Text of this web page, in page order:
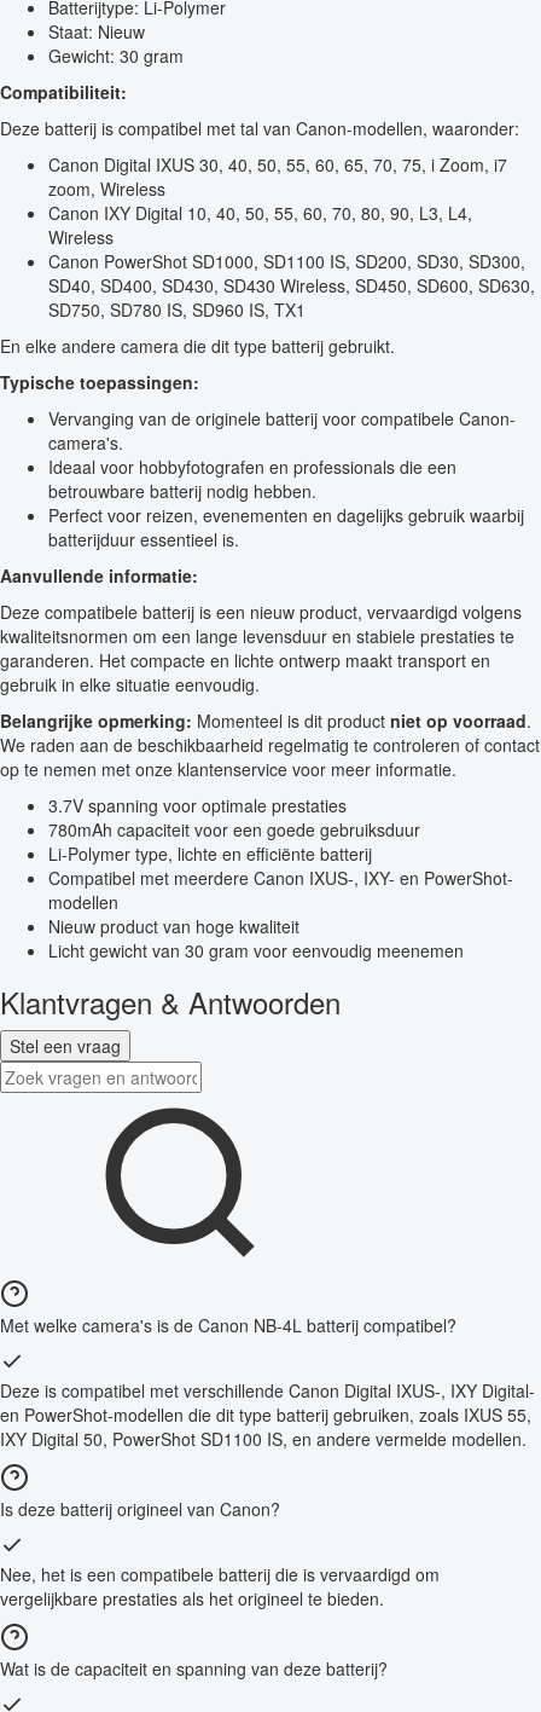
Batterijtype: Li-Polymer
Staat: Nieuw
Gewicht: 30 gram
Compatibiliteit:
Deze batterij is compatibel met tal van Canon-modellen, waaronder:
Canon Digital IXUS 30, 40, 50, 55, 60, 65, 70, 75, i Zoom, i7
zoom, Wireless
Canon IXY Digital 10, 40, 50, 55, 60, 70, 80, 90, L3, L4,
Wireless
Canon PowerShot SD1000, SD1100 IS, SD200, SD30, SD300,
SD40, SD400, SD430, SD430 Wireless, SD450, SD600, SD630,
SD750, SD780 IS, SD960 IS, TX1
En elke andere camera die dit type batterij gebruikt.
Typische toepassingen:
Vervanging van de originele batterij voor compatibele Canon-
camera's.
Ideaal voor hobbyfotografen en professionals die een
betrouwbare batterij nodig hebben.
Perfect voor reizen, evenementen en dagelijks gebruik waarbij
batterijduur essentieel is.
Aanvullende informatie:
Deze compatibele batterij is een nieuw product, vervaardigd volgens
kwaliteitsnormen om een lange levensduur en stabiele prestaties te
garanderen. Het compacte en lichte ontwerp maakt transport en
gebruik in elke situatie eenvoudig.
Belangrijke opmerking: Momenteel is dit product niet op voorraad.
We raden aan de beschikbaarheid regelmatig te controleren of contact
op te nemen met onze klantenservice voor meer informatie.
3.7V spanning voor optimale prestaties
780mAh capaciteit voor een goede gebruiksduur
Li-Polymer type, lichte en efficiënte batterij
Compatibel met meerdere Canon IXUS-, IXY- en PowerShot-
modellen
Nieuw product van hoge kwaliteit
Licht gewicht van 30 gram voor eenvoudig meenemen
Klantvragen & Antwoorden
Stel een vraag
Met welke camera's is de Canon NB-4L batterij compatibel?
Deze is compatibel met verschillende Canon Digital IXUS-, IXY Digital-
en PowerShot-modellen die dit type batterij gebruiken, zoals IXUS 55,
IXY Digital 50, PowerShot SD1100 IS, en andere vermelde modellen.
Is deze batterij origineel van Canon?
Nee, het is een compatibele batterij die is vervaardigd om
vergelijkbare prestaties als het origineel te bieden.
Wat is de capaciteit en spanning van deze batterij?